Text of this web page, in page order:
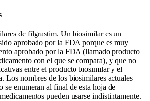
de filgrastim. Un biosimilar es un
aprobado por la FDA porque es muy
aprobado por la FDA (llamado producto
con el que se compara), y que no
entre el producto biosimilar y el
Los nombres de los biosimilares actuales
se enumeran al final de esta hoja de
pueden usarse indistintamente.